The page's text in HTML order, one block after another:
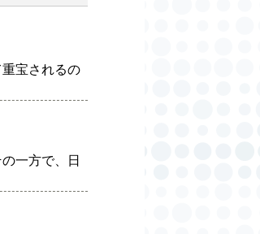
宝されるの
一方で、日